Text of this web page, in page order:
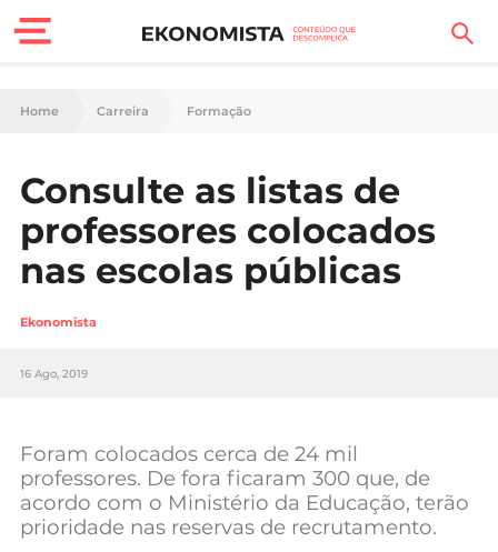
Finanças Pessoais
Carreira
Casa
Lifestyle
Sociedade
Negócios
Mundial 2026
Home Carreira Formação
Consulte as listas de
professores colocados
nas escolas públicas
Ekonomista
16 Ago, 2019
Foram colocados cerca de 24 mil
professores. De fora ficaram 300 que, de
acordo com o Ministério da Educação, terão
prioridade nas reservas de recrutamento.